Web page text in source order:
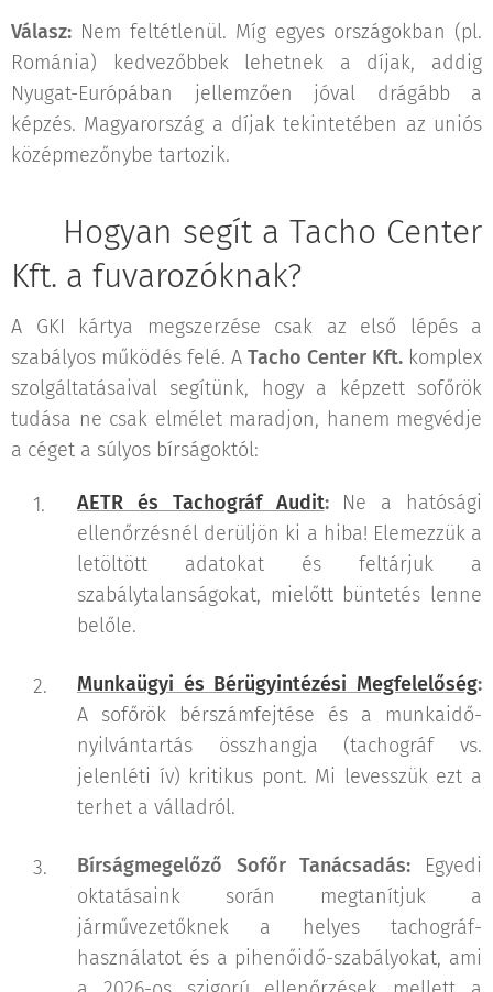
Válasz: Nem feltétlenül. Míg egyes országokban (pl.
Románia) kedvezőbbek lehetnek a díjak, addig
Nyugat-Európában jellemzően jóval drágább a
képzés. Magyarország a díjak tekintetében az uniós
középmezőnybe tartozik.
🛡️ Hogyan segít a Tacho Center
Kft. a fuvarozóknak?
A GKI kártya megszerzése csak az első lépés a
szabályos működés felé. A Tacho Center Kft. komplex
szolgáltatásaival segítünk, hogy a képzett sofőrök
tudása ne csak elmélet maradjon, hanem megvédje
a céget a súlyos bírságoktól:
AETR és Tachográf Audit:Ne a hatósági
ellenőrzésnél derüljön ki a hiba! Elemezzük a
letöltött adatokat és feltárjuk a
szabálytalanságokat, mielőtt büntetés lenne
belőle.
Munkaügyi és Bérügyintézési Megfelelőség:
A sofőrök bérszámfejtése és a munkaidő-
nyilvántartás összhangja (tachográf vs.
jelenléti ív) kritikus pont. Mi levesszük ezt a
terhet a válladról.
Bírságmegelőző Sofőr Tanácsadás: Egyedi
oktatásaink során megtanítjuk a
járművezetőknek a helyes tachográf-
használatot és a pihenőidő-szabályokat, ami